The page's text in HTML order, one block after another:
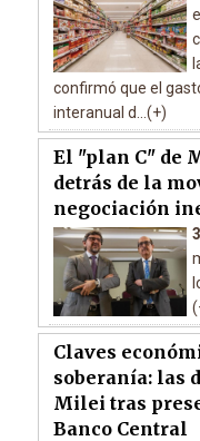
confirmó que el
interanual d...(+)
El "plan C" de
detrás de la
negociación
Claves
soberanía: las
Milei tras
Banco Central